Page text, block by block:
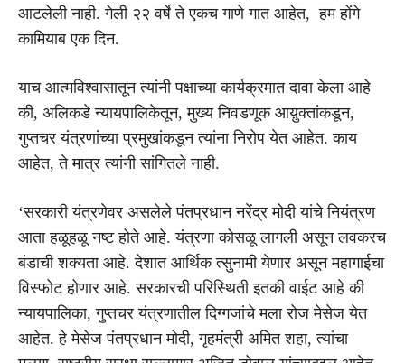
आटलेली नाही. गेली २२ वर्षे ते एकच गाणे गात आहेत, हम होंगे
कामियाब एक दिन.
याच आत्मविश्वासातून त्यांनी पक्षाच्या कार्यक्रमात दावा केला आहे
की, अलिकडे न्यायपालिकेतून, मुख्य निवडणूक आय़ुक्तांकडून,
गुप्तचर यंत्रणांच्या प्रमुखांकडून त्यांना निरोप येत आहेत. काय
आहेत, ते मात्र त्यांनी सांगितले नाही.
‘सरकारी यंत्रणेवर असलेले पंतप्रधान नरेंद्र मोदी यांचे नियंत्रण
आता हळूहळू नष्ट होते आहे. यंत्रणा कोसळू लागली असून लवकरच
बंडाची शक्यता आहे. देशात आर्थिक त्सुनामी येणार असून महागाईचा
विस्फोट होणार आहे. सरकारची परिस्थिती इतकी वाईट आहे की
न्यायपालिका, गुप्तचर यंत्रणातील दिग्गजांचे मला रोज मेसेज येत
आहेत. हे मेसेज पंतप्रधान मोदी, गृहमंत्री अमित शहा, त्यांचा